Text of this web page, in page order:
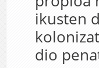
ikusten
dio